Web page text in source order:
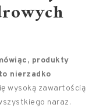
produkty
nierzadko
wysoką zawartością
naraz.